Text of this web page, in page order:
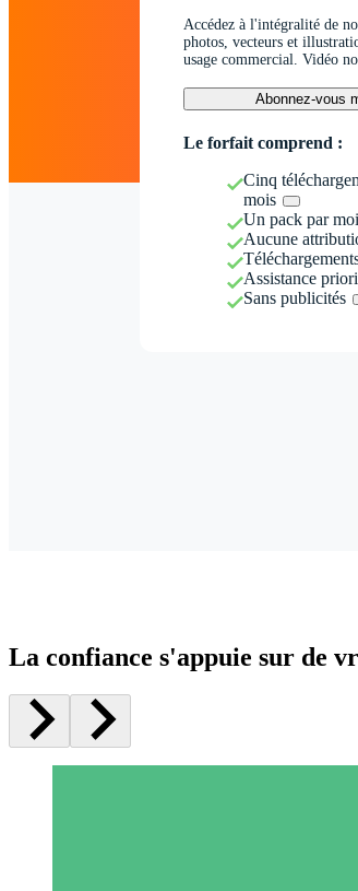
Accédez à l'intégralité de
photos, vecteurs et
usage commercial. Vidéo
Abonnez-vous
Le forfait comprend :
Cinq
mois
Un pack par
Aucune
Assistance
Sans publicités
La confiance s'appuie sur de